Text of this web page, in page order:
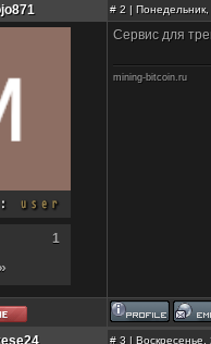
# 2 |
1
Сервис для
mining-bitcoin.ru
# 3 |